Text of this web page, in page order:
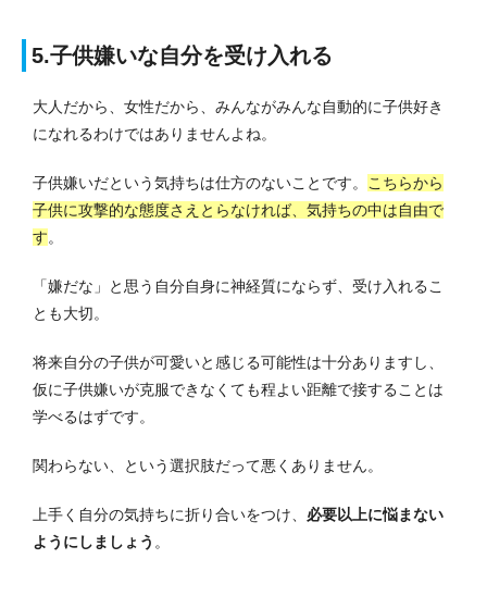
5.子供嫌いな自分を受け入れる
大人だから、女性だから、みんながみんな自動的に子供好き
になれるわけではありませんよね。
子供嫌いだという気持ちは仕方のないことです。
こちらから
子供に攻撃的な態度さえとらなければ、気持ちの中は自由で
す。
「嫌だな」と思う自分自身に神経質にならず、受け入れるこ
とも大切。
将来自分の子供が可愛いと感じる可能性は十分ありますし、
仮に子供嫌いが克服できなくても程よい距離で接することは
学べるはずです。
関わらない、という選択肢だって悪くありません。
上手く自分の気持ちに折り合いをつけ、 必要以上に悩まない
ようにしましょう 。